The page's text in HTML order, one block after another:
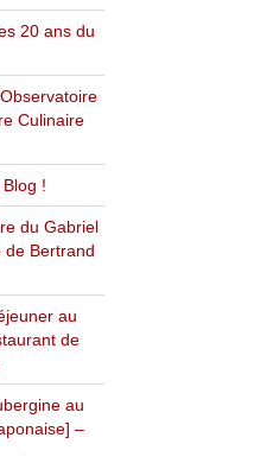
20 ans du
Culinaire
!
du Gabriel
de Bertrand
au
de
au
–